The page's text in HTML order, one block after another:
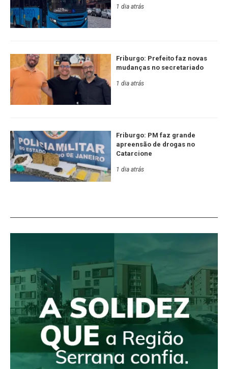
1 dia atrás
Friburgo: Prefeito faz novas
mudanças no secretariado
1 dia atrás
Friburgo: PM faz grande
apreensão de drogas no
Catarcione
1 dia atrás